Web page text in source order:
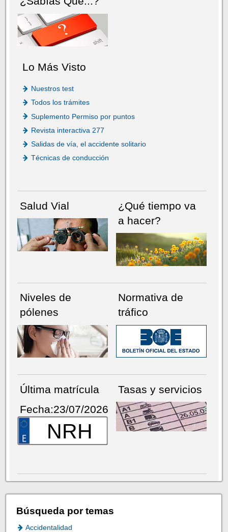
Lo Más Visto
Nuestros test
Todos los trámites
Suplemento Permiso por puntos
Revista interactiva 277
Salidas de vía, el accidente solitario
Técnicas de conducción
Salud Vial
¿Qué tiempo va
a hacer?
Niveles de
pólenes
Normativa de
tráfico
Última matrícula
Fecha:23/07/2026
NRH
Tasas y servicios
Búsqueda por temas
Accidentalidad